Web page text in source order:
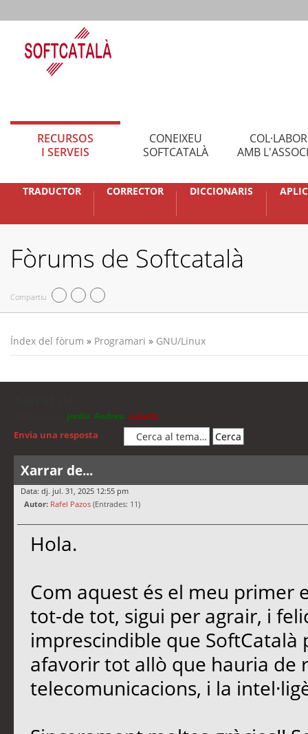
RECURSOS
I SERVEIS
CONEIXEU
SOFTCATALÀ
AMB
TRADUCTOR CORRECTOR DICCIONARIS
Fòrums de Softcatalà
Compartiu
Índex del fòrum » Programari » GNU/Linux
jordis Andreu cubells
Envia una resposta
Xarrar de...
Data: dj. jul. 31, 2025 12:55 pm
Autor: Rafel Pazos (Entrades: 11)
Hola.
Com aquest és el meu primer
tot-de tot, sigui per agrair, i
imprescindible que SoftCatalà
afavorir tot allò que hauria de
telecomunicacions, i la